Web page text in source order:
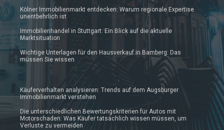
Kölner Immobilienmarkt entdecken: Warum regionale Expertise
unentbehrlich ist
Immobilienhandel in Stuttgart: Ein Blick auf die aktuelle
Marktsituation
Wichtige Unterlagen für den Hausverkauf in Bamberg: Das
müssen Sie wissen
Käuferverhalten analysieren: Trends auf dem Augsburger
Immobilienmarkt verstehen
Die unterschiedlichen Bewertungskriterien für Autos mit
Motorschaden: Was Käufer tatsächlich wissen müssen, um
Verluste zu vermeiden